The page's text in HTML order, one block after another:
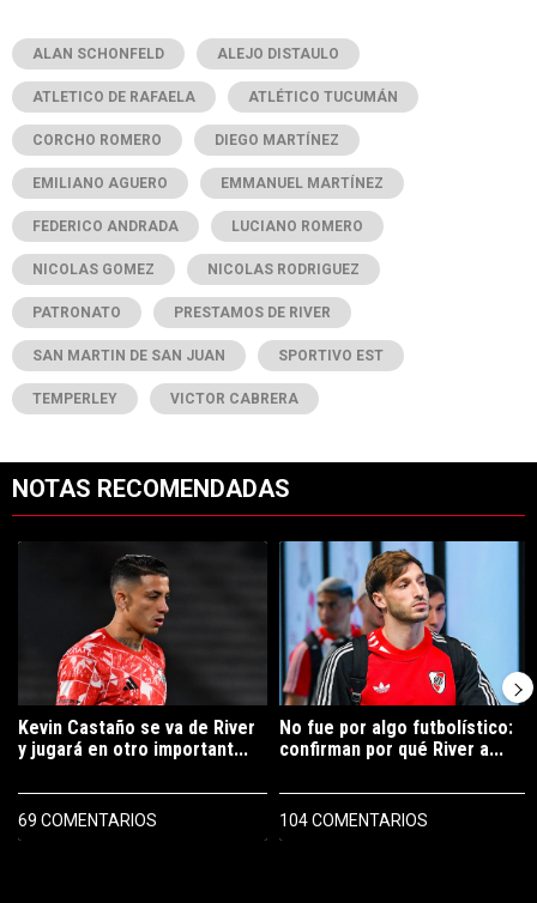
ALAN SCHONFELD ALEJO DISTAULO
ATLETICO DE RAFAELA ATLÉTICO TUCUMÁN
CORCHO ROMERO DIEGO MARTÍNEZ
EMILIANO AGUERO EMMANUEL MARTÍNEZ
FEDERICO ANDRADA LUCIANO ROMERO
NICOLAS GOMEZ NICOLAS RODRIGUEZ
PATRONATO PRESTAMOS DE RIVER
SAN MARTIN DE SAN JUAN SPORTIVO EST
TEMPERLEY VICTOR CABRERA
NOTAS RECOMENDADAS
Un artículo de tendencia con el título "Kevin Castaño se va de
Kevin Castaño se va de River
y jugará en otro important...
69 COMENTARIOS
Un artículo de tendencia con el
No fue por algo futbolístico:
confirman por qué River a...
104 COMENTARIOS